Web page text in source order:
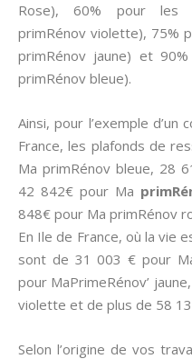
Rose), 60% pour les
primRénov violette), 75%
primRénov jaune) et
primRénov bleue).
Ainsi, pour l’exemple d’un
France, les plafonds de
Ma primRénov bleue, 28
42 842€ pour Ma
848€ pour Ma primRénov
En Ile de France, où la vie
sont de 31 003 € pour
pour MaPrimeRénov’
violette et de plus de 58
Selon l’origine de vos